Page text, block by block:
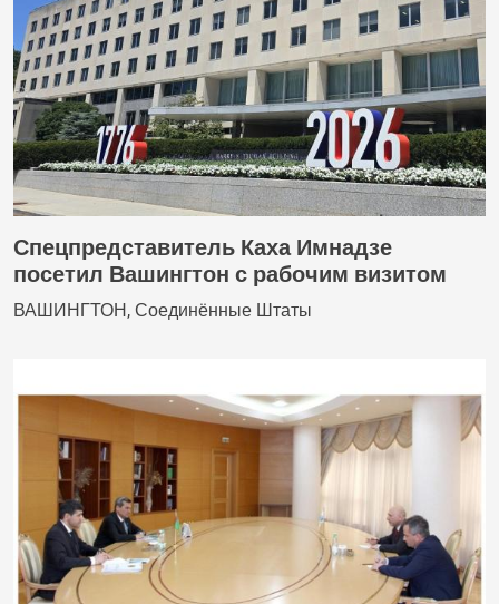
Спецпредставитель Каха Имнадзе
посетил Вашингтон с рабочим визитом
ВАШИНГТОН, Соединённые Штаты